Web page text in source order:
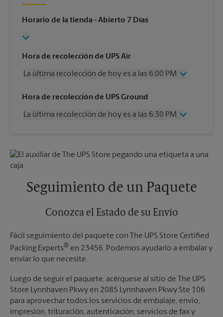
Horario de la tienda - Abierto 7 Días
Hora de recolección de UPS Air
La última recolección de hoy es a las 6:00 PM
Miércoles
6:00 PM
Viernes
6:00 PM
Hora de recolección de UPS Ground
La última recolección de hoy es a las 6:30 PM
Viernes
6:30 PM
Lunes
6:30 PM
Seguimiento de un Paquete
Conozca el Estado de su Envío
Fácil seguimiento del paquete con The UPS Store Certified
Packing Experts® en 23456. Podemos ayudarlo a embalar y
enviar lo que necesite.
Luego de seguir el paquete, acérquese al sitio de The UPS
Store Lynnhaven Pkwy en 2085 Lynnhaven Pkwy Ste 106
para aprovechar todos los servicios de embalaje, envío,
impresión, trituración, autenticación, servicios de fax y